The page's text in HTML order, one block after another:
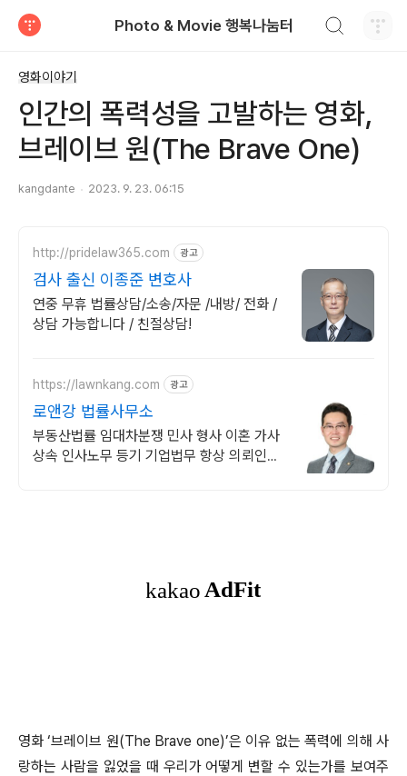
Photo & Movie 행복나눔터
영화이야기
인간의 폭력성을 고발하는 영화,
브레이브 원(The Brave One)
kangdante 2023. 9. 23. 06:15
http://pridelaw365.com 광고
검사 출신 이종준 변호사
연중 무휴 법률상담/소송/자문 /내방/ 전화 /
상담 가능합니다 / 친절상담!
https://lawnkang.com 광고
로앤강 법률사무소
부동산법률 임대차분쟁 민사 형사 이혼 가사
상속 인사노무 등기 기업법무 항상 의뢰인의
영화‘브레이브 원(The Brave one)’은 이유 없는 폭력에 의해 사
랑하는 사람을 잃었을 때 우리가 어떻게 변할 수 있는가를 보여주